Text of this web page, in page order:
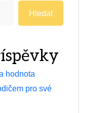
Hledat
hodnota
pro své